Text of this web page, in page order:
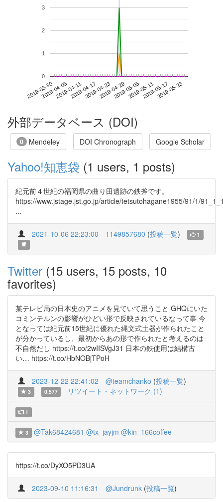
2019-03-302019-04-052019-04-112019-04-172019-04-232019-04-292019-05-052019-05-112019-05-172019-05-23
0
1
2
3
外部データベース (DOI)
0 Mendeley DOI Chronograph Google Scholar
Yahoo!知恵袋 (1 users, 1 posts)
紀元前４世紀の福岡県の曲り田遺跡の鉄斧です。
https://www.jstage.jst.go.jp/article/tetsutohagane1955/91/1/
...
2021-10-06 22:23:00 1149857680 (投稿一覧) 1
Twitter (15 users, 15 posts, 10
favorites)
某テレビ局の日本史のアニメを見ていて思うこと GHQにいた
コミンテルンの影響がひどい形で反映されているなって事 今
となっては紀元前15世紀に優れた縄文式土器が作られたこと
が分かっているし、最初からあの形で作られたと考えるのは
不自然だし https://t.co/2wIISVgJ31 日本の鉄使用は結構古
い… https://t.co/HbNOBjTPoH
2023-12-22 22:41:02 @teamchanko (投稿一覧)
3 0.577 リツイート・ネットワーク (1)
1
3 @Tak68424681 @tx_jayjm @kin_166coffee
https://t.co/DyXO5PD3UA
2023-09-10 11:16:31 @Jundrunk (投稿一覧)